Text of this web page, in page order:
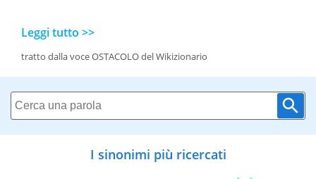
Leggi tutto >>
tratto dalla voce OSTACOLO del Wikizionario
I sinonimi più ricercati